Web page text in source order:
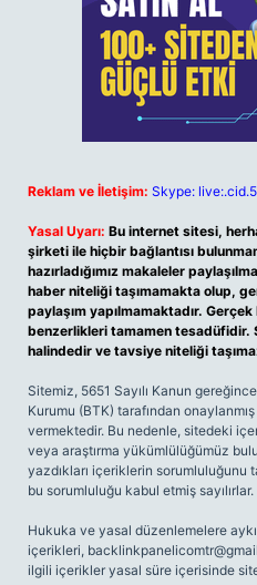
Reklam ve İletişim: Skype:
Yasal Uyarı: Bu internet sitesi,
şirketi ile hiçbir bağlantısı
hazırladığımız makaleler
haber niteliği taşımamakta olup,
paylaşım yapılmamaktadır.
benzerlikleri tamamen tesadüfidir.
halindedir ve tavsiye niteliği
Sitemiz, 5651 Sayılı Kanun
Kurumu (BTK) tarafından
vermektedir. Bu nedenle, sitedeki
veya araştırma yükümlülüğümüz
yazdıkları içeriklerin sorumluluğunu
bu sorumluluğu kabul etmiş sayılırlar.
Hukuka ve yasal düzenlemelere
içerikleri,
ilgili içerikler yasal süre içerisinde